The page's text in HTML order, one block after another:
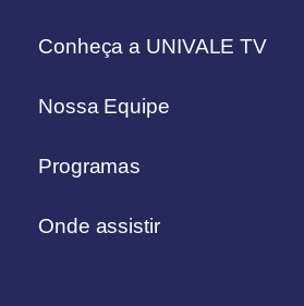
Conheça a UNIVALE TV
Nossa Equipe
Programas
Onde assistir